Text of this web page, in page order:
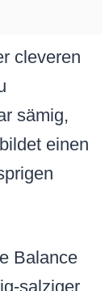
cleveren
sämig,
einen
Balance
salziger